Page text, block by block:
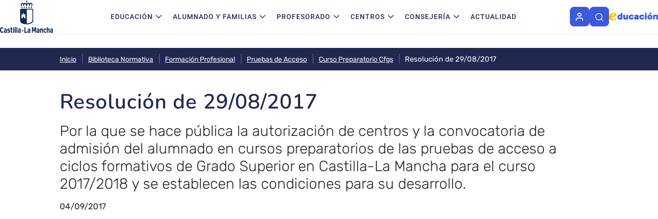
Pasar al contenido principalNavegación principal
EDUCACIÓN ALUMNADO Y FAMILIAS PROFESORADO CENTROS CONSEJERÍA ACTUALIDAD
Inicio Biblioteca Normativa Formación Profesional Pruebas de Acceso Curso Preparatorio Cfgs Resolución de 29/08/2017
Resolución de 29/08/2017
Por la que se hace pública la autorización de centros y la convocatoria de
admisión del alumnado en cursos preparatorios de las pruebas de acceso a
ciclos formativos de Grado Superior en Castilla-La Mancha para el curso
2017/2018 y se establecen las condiciones para su desarrollo.
04/09/2017